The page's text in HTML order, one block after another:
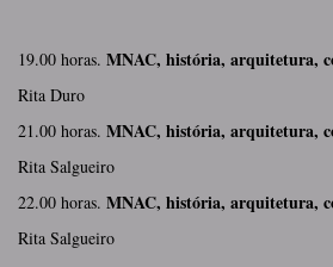
19.00 horas. MNAC, história, arquitetura,
Rita Duro
21.00 horas. MNAC, história, arquitetura,
Rita Salgueiro
22.00 horas. MNAC, história, arquitetura,
Rita Salgueiro